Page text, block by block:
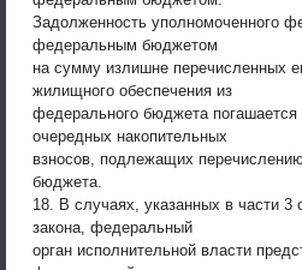
Задолженность уполномоченного
федеральным бюджетом
на сумму излишне перечисленных
жилищного обеспечения из
федерального бюджета
очередных накопительных
взносов, подлежащих
бюджета.
18. В случаях, указанных в части 3
закона, федеральный
орган исполнительной власти